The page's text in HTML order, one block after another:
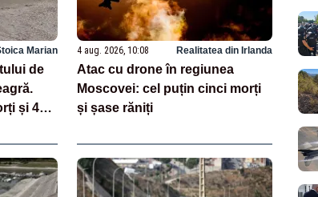
Marian
de
și 40
4 aug. 2026, 10:08 Realitatea din Irlanda
Atac cu drone în regiunea
Moscovei: cel puțin cinci morți
și șase răniți